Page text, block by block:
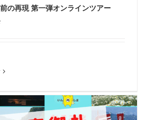
の再現 第一弾オンラインツアー